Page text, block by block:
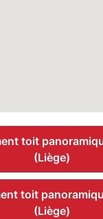
toit
(Liège)
toit
(Liège)